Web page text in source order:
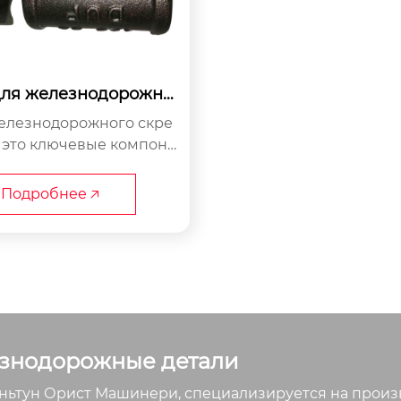
железнодорожны
скре
ключевые компоне
для соединени
Подробнее 🡥
детали
Орист Машинери, специализируется на